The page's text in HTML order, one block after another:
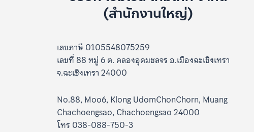
(สำนักงานใหญ่)
เลขภาษี 0105548075259
เลขที่ 88 หมู่ 6 ต. คลองอุดมชลจร อ.เมืองฉะเชิงเทรา
จ.ฉะเชิงเทรา 24000
No.88, Moo6, Klong UdomChonChorn, Muang
Chachoengsao, Chachoengsao 24000
โทร 038-088-750-3